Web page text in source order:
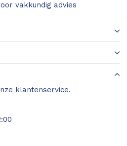
vakkundig advies
klantenservice.